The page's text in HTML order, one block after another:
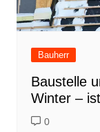
Bauherr
Baustelle
Winter –
0